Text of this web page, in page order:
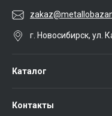
г. Новосибирск, ул.
Каталог
Контакты